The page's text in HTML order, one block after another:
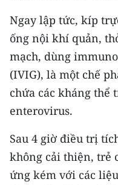
E-Magazine
Video
Media Chính trị
Media Kinh tế
Media Văn hóa
Media Xã hội
Ngay lập tức, kíp
ống nội khí quản,
mạch, dùng
(IVIG), là một chế
chứa các kháng thể
enterovirus.
Sau 4 giờ điều trị
không cải thiện, trẻ
ứng kém với các